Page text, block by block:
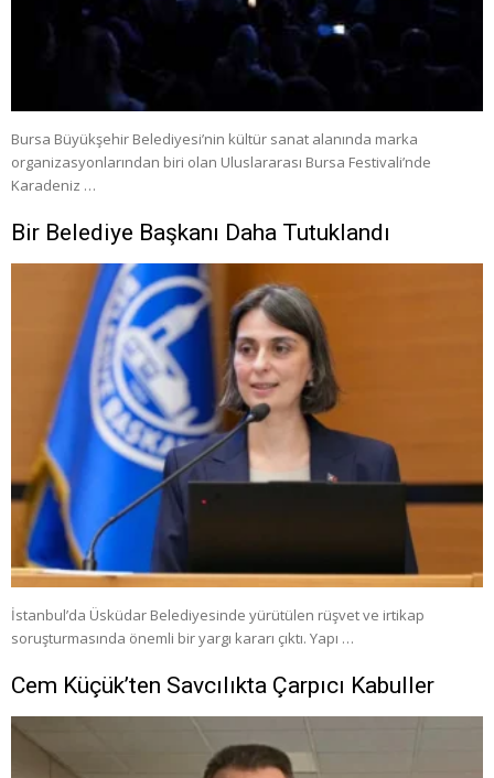
Bursa Büyükşehir Belediyesi’nin kültür sanat alanında marka
organizasyonlarından biri olan Uluslararası Bursa Festivali’nde
Karadeniz …
Bir Belediye Başkanı Daha Tutuklandı
İstanbul’da Üsküdar Belediyesinde yürütülen rüşvet ve irtikap
soruşturmasında önemli bir yargı kararı çıktı. Yapı …
Cem Küçük’ten Savcılıkta Çarpıcı Kabuller